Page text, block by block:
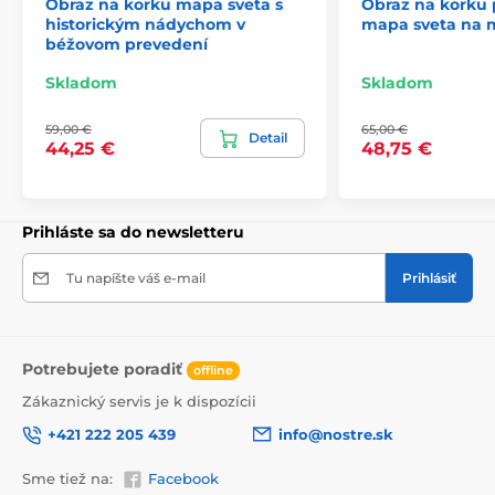
Spolu s vybratým obrazom na korku dostanete aj
jedno balenie pripínačiek
je len na vás a preto si z ponuky aktuálne dostupných
pripínačiek môžete vybrať. V prípade, že vám jedno
balenie bude málo alebo si budete chcieť pripínačky
nakombinovať, stále máte
Obraz na korku mapa sveta s
historickým nádychom v
béžovom prevedení
Skladom
59,00 €
44,25 €
Detail
Obraz na korku
mapa sveta na
Skladom
65,00 €
48,75 €
Prihláste sa do newsletteru
Tu napíšte váš e-mail Prihlásiť
Potrebujete poradiť offline
Zákaznický servis je k dispozícii
+421 222 205 439
info@nostre.sk
Sme tiež na: Facebook